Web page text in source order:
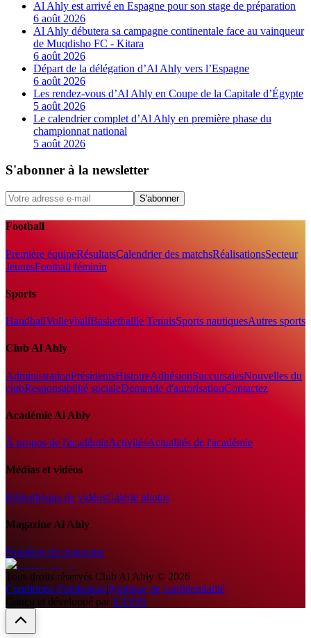
Al Ahly est arrivé en Espagne pour son stage de préparation
6 août 2026
Al Ahly débutera sa campagne continentale face au vainqueur
de Muqdisho FC - Kitara
6 août 2026
Départ de la délégation d’Al Ahly vers l’Espagne
6 août 2026
Les rendez-vous d’Al Ahly en Coupe de la Capitale d’Égypte
5 août 2026
Le calendrier complet d’Al Ahly en première phase du
championnat national
5 août 2026
S'abonner à la newsletter
S'abonner
Football
Première équipeRésultatsCalendrier des matchsRéalisationsSecteur
JeunesFootball féminin
Sports
HandballVolleyballBasketballle TennisSports nautiquesAutres sports
Club Al Ahly
AdministrationPrésidentsHistoireAdhésionSuccursalesNouvelles du
clubResponsabilité socialeDemande d'autorisationContactez
Académie Al Ahly
À propos de l'académieActivitésActualités de l'académie
Médias et vidéos
Bibliothèque de vidéosGalerie photos
Magazine Al Ahly
Numéros du magazine
Tous droits réservés Club Al Ahly © 2026
Conditions d'utilisation|Politique de confidentialité
Conçu et développé par ICONS